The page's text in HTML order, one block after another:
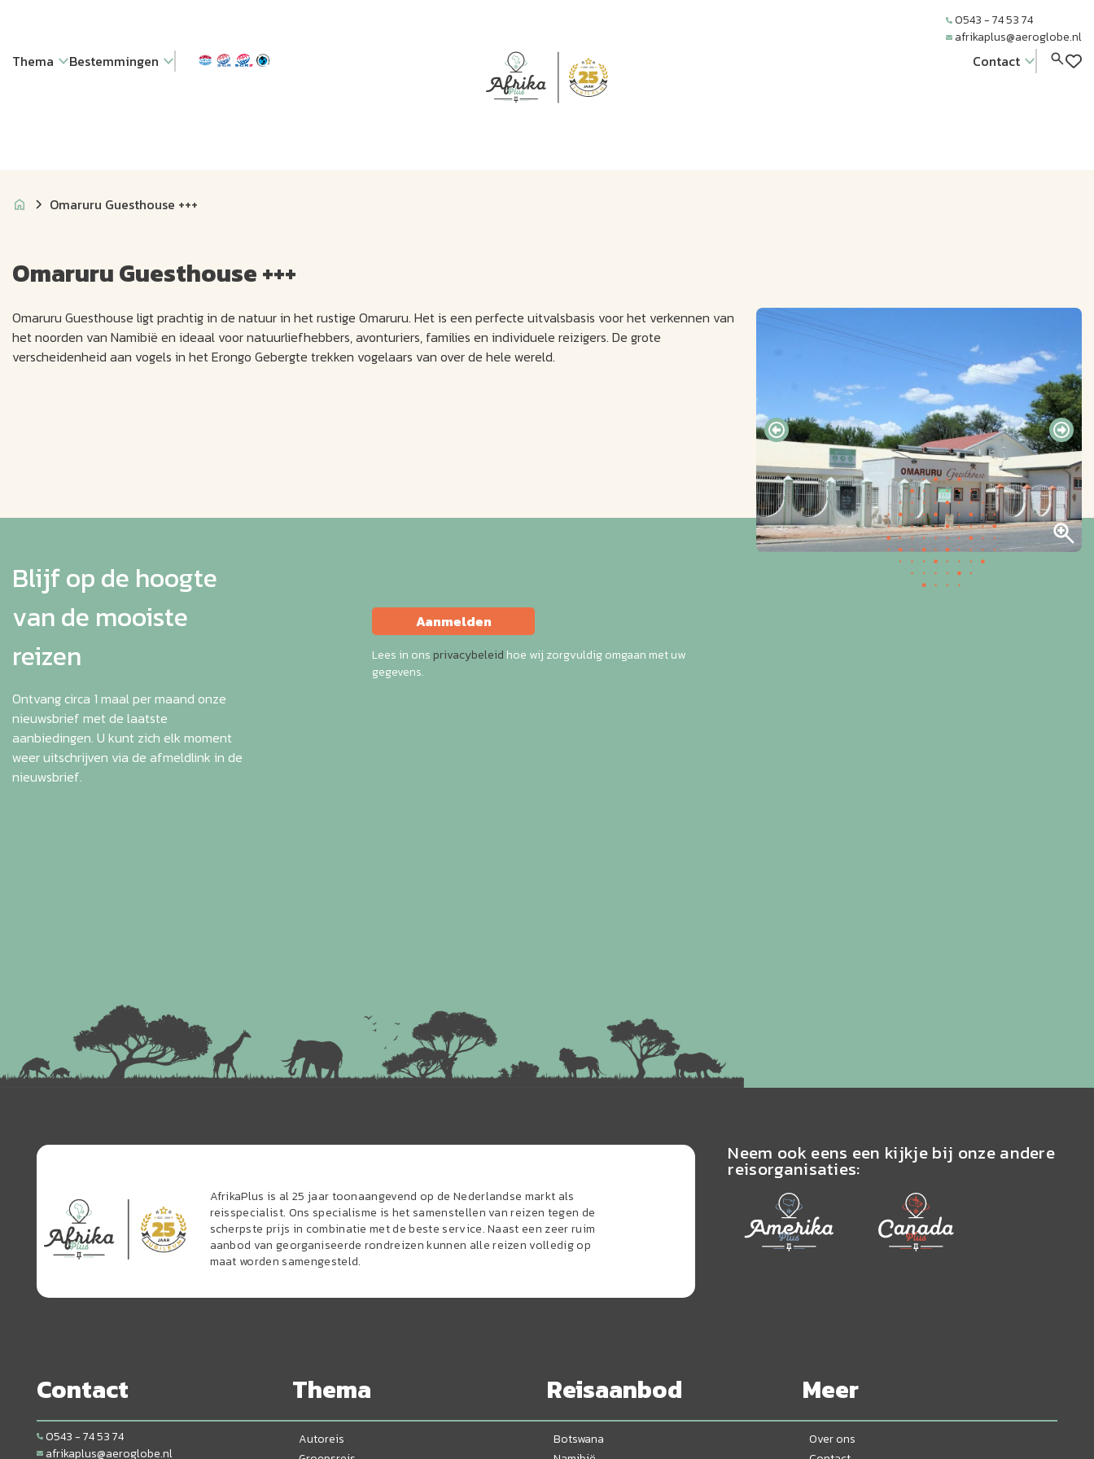
Thema Bestemmingen
JUBIL EUM
0543 - 74 53 74
afrikaplus@aeroglobe.nl
Contact
Omaruru Guesthouse +++
Omaruru Guesthouse +++
Omaruru Guesthouse ligt prachtig in de natuur in het rustige Omaruru. Het is een perfecte uitvalsbasis voor het verkennen van
het noorden van Namibië en ideaal voor natuurliefhebbers, avonturiers, families en individuele reizigers. De grote
verscheidenheid aan vogels in het Erongo Gebergte trekken vogelaars van over de hele wereld.
Blijf op de hoogte
van de mooiste
reizen
Ontvang circa 1 maal per maand onze
nieuwsbrief met de laatste
aanbiedingen. U kunt zich elk moment
weer uitschrijven via de afmeldlink in de
nieuwsbrief.
Aanmelden
Lees in ons privacybeleid hoe wij zorgvuldig omgaan met uw
gegevens.
AfrikaPlus is al 25 jaar toonaangevend op de Nederlandse markt als
reisspecialist. Ons specialisme is het samenstellen van reizen tegen de
scherpste prijs in combinatie met de beste service. Naast een zeer ruim
aanbod van georganiseerde rondreizen kunnen alle reizen volledig op
maat worden samengesteld.
Neem ook eens een kijkje bij onze andere
reisorganisaties:
Contact
0543 - 74 53 74
afrikaplus@aeroglobe.nl
Thema
Autoreis
Reisaanbod
Botswana
Meer
Over ons